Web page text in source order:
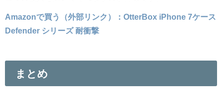
Amazonで買う（外部リンク）：OtterBox iPhone 7ケース
Defender シリーズ 耐衝撃
まとめ